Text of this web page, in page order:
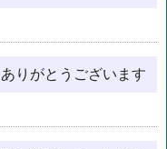
りがとうございます